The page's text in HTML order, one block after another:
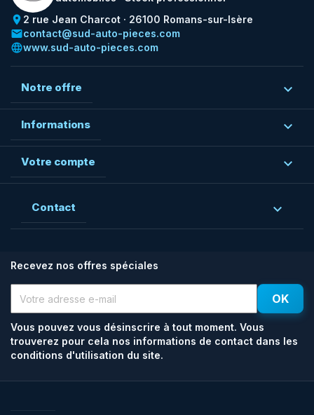
place 2 rue Jean Charcot · 26100 Romans-sur-Isère
emailcontact@sud-auto-pieces.com
languagewww.sud-auto-pieces.com
Notre offre 
Informations 
Votre compte 
Contact 
Recevez nos offres spéciales
Vous pouvez vous désinscrire à tout moment. Vous
trouverez pour cela nos informations de contact dans les
conditions d'utilisation du site.